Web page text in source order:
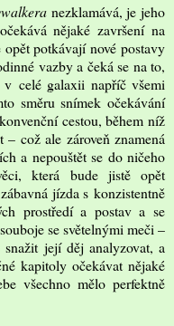
nezklamává, je jeho
nějaké završení na
potkávají nové postavy
vazby a čeká se na to,
celé galaxii napříč všemi
směru snímek očekávání
cestou, během níž
což ale zároveň znamená
a nepouštět se do ničeho
která bude jistě opět
jízda s konzistentně
prostředí a postav a se
se světelnými meči –
její děj analyzovat, a
kapitoly očekávat nějaké
všechno mělo perfektně